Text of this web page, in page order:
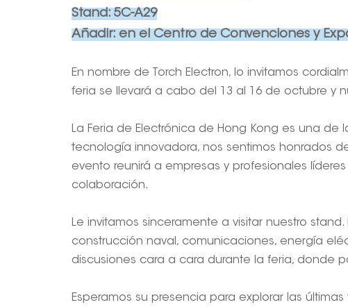
Stand: 5C-A29
Añadir: en el Centro de Convenciones y
En nombre de Torch Electron, lo invitamos
feria se llevará a cabo del 13 al 16 de octubre y
La Feria de Electrónica de Hong Kong es una
tecnología innovadora, nos sentimos honrados
evento reunirá a empresas y profesionales
colaboración.
Le invitamos sinceramente a visitar nuestro
construcción naval, comunicaciones, energía
discusiones cara a cara durante la feria, donde
Esperamos su presencia para explorar las